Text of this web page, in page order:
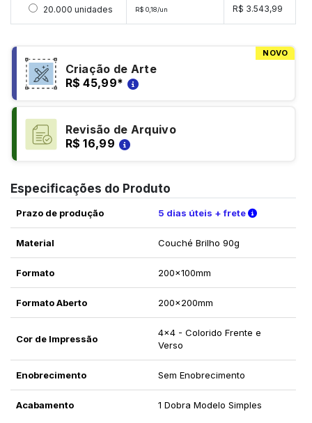
Selecionar 20000 unidades
20.000 unidades R$ 0,18/un R$ 3.543,99
NOVO
Criação de Arte
R$ 45,99*
Revisão de Arquivo
R$ 16,99
Especificações do Produto
Prazo de produção 5 dias úteis + frete Verifique
Material Couché Brilho 90g
Formato 200x100mm
Formato Aberto 200x200mm
Cor de Impressão
4x4 - Colorido Frente e
Verso
Enobrecimento Sem Enobrecimento
Acabamento 1 Dobra Modelo Simples